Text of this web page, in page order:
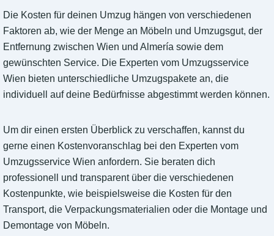
Die Kosten für deinen Umzug hängen von verschiedenen
Faktoren ab, wie der Menge an Möbeln und Umzugsgut, der
Entfernung zwischen Wien und Almería sowie dem
gewünschten Service. Die Experten vom Umzugsservice
Wien bieten unterschiedliche Umzugspakete an, die
individuell auf deine Bedürfnisse abgestimmt werden können.
Um dir einen ersten Überblick zu verschaffen, kannst du
gerne einen Kostenvoranschlag bei den Experten vom
Umzugsservice Wien anfordern. Sie beraten dich
professionell und transparent über die verschiedenen
Kostenpunkte, wie beispielsweise die Kosten für den
Transport, die Verpackungsmaterialien oder die Montage und
Demontage von Möbeln.